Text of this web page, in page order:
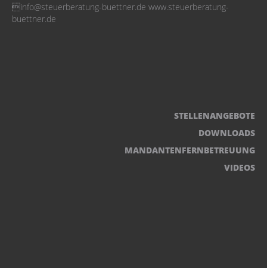
info@steuerberatung-buettner.de www.steuerberatung-
buettner.de
STELLENANGEBOTE
DOWNLOADS
MANDANTENFERNBETREUUNG
VIDEOS